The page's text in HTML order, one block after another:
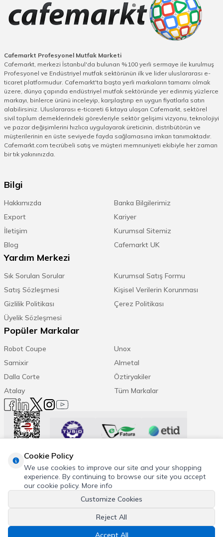
Cafemarkt Profesyonel Mutfak Marketi
Cafemarkt, merkezi İstanbul'da bulunan %100 yerli sermaye ile kurulmuş
Profesyonel ve Endüstriyel mutfak sektörünün ilk ve lider uluslararası e-
ticaret platformudur. Cafemarkt'ta başta yerli markaların tamamı olmak
üzere, dünya çapında endüstriyel mutfak sektöründe yer edinmiş yüzlerce
markayı, binlerce ürünü inceleyip, karşılaştırıp en uygun fiyatlarla satın
alabilirsiniz. Uluslararası e-ticareti 6 kıtaya ulaşan Cafemarkt, sektörel
sivil toplum derneklerindeki görevleriyle sektör gelişimi vizyonu, teknolojiyi
ve pazar değişimlerini hızlıca uygulayarak üreticinin, distribütörün ve
müşterilerinin en üste seviyede fayda sağlamasına imkan tanımaktadır.
Cafemarkt.com tecrübeli satış ve müşteri memnuniyeti ekibiyle her zaman
bir tık yakınınızda.
Bilgi
Hakkımızda
Banka Bilgilerimiz
Export
Kariyer
İletişim
Kurumsal Sitemiz
Blog
Cafemarkt UK
Yardım Merkezi
Sık Sorulan Sorular
Kurumsal Satış Formu
Satış Sözleşmesi
Kişisel Verilerin Korunması
Gizlilik Politikası
Çerez Politikası
Üyelik Sözleşmesi
Popüler Markalar
Robot Coupe
Unox
Samixir
Almetal
Dalla Corte
Öztiryakiler
Atalay
Tüm Markalar
Trend Etiketler:
Espresso Makinesi Kahve Öğütücü Daha Fazla
© 2026 Cafemarkt, Tüm hakları saklıdır
Cookie Policy
We use cookies to improve our site and your shopping
experience. By continuing to browse our site you accept
our cookie policy. More info
Customize Cookies
Reject All
Accept All